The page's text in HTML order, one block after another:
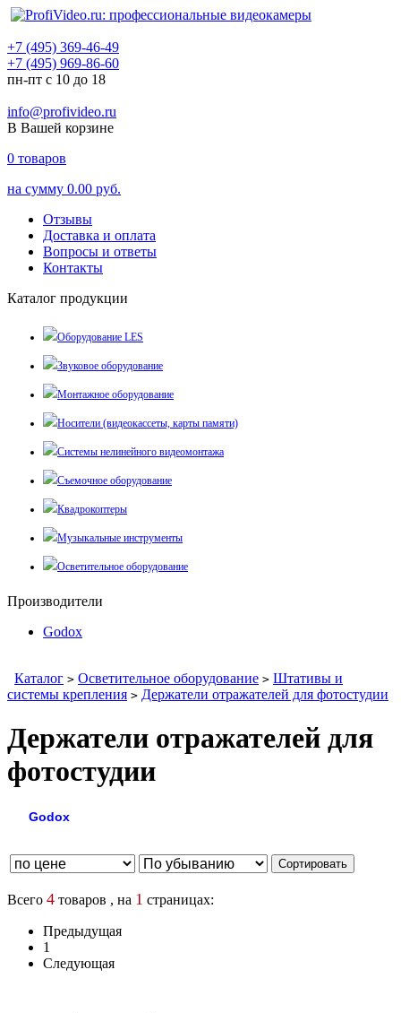
+7 (495) 369-46-49
+7 (495) 969-86-60
пн-пт с 10 до 18
info@profivideo.ru
В Вашей корзине
0 товаров
на сумму 0.00 руб.
Отзывы
Доставка и оплата
Вопросы и ответы
Контакты
Каталог продукции
Оборудование LES
Звуковое оборудование
Монтажное оборудование
Носители (видеокассеты, карты памяти)
Системы нелинейного видеомонтажа
Съемочное оборудование
Квадрокоптеры
Музыкальные инструменты
Осветительное оборудование
Производители
Godox
Каталог > Осветительное оборудование > Штативы и
системы крепления > Держатели отражателей для фотостудии
Держатели отражателей для
фотостудии
Godox
Всего 4 товаров , на 1 страницах:
Предыдущая
1
Следующая